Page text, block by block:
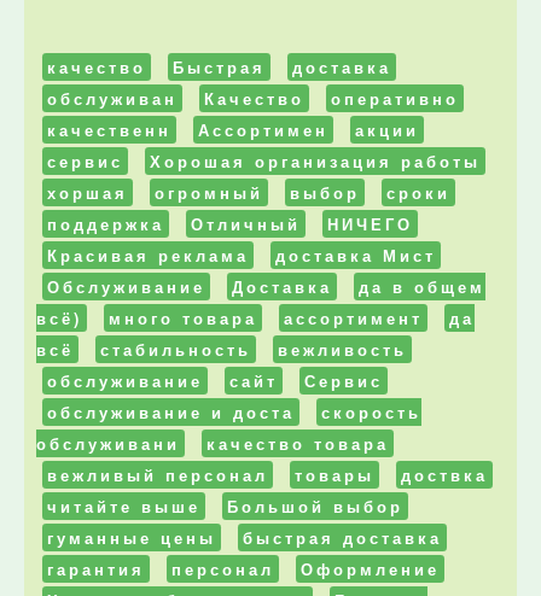
качество Быстрая
доставка
обслуживан
Качество
оперативно
качественн
Ассортимен
акции
сервис
Хорошая организация работы
хоршая
огромный выбор
сроки
поддержка
Отличный
НИЧЕГО
Красивая реклама
доставка Мист
Обслуживание
Доставка
да в общем
всё)
много товара ассортимент
да
всё
стабильность
вежливость
обслуживание
сайт
Сервис
обслуживание и доста
скорость
обслуживани
качество товара
вежливый персонал
товары
доствка
читайте выше
Большой выбор
гуманные цены
быстрая доставка
гарантия
персонал
Оформление